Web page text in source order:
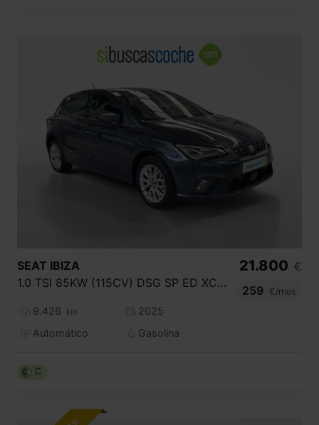
SEAT IBIZA
1.0 TSI 85KW (115CV) DSG SP ED XCELLENCE
9.426 km
2025
Automático
Gasolina
21.800 €
259
€/mes
C